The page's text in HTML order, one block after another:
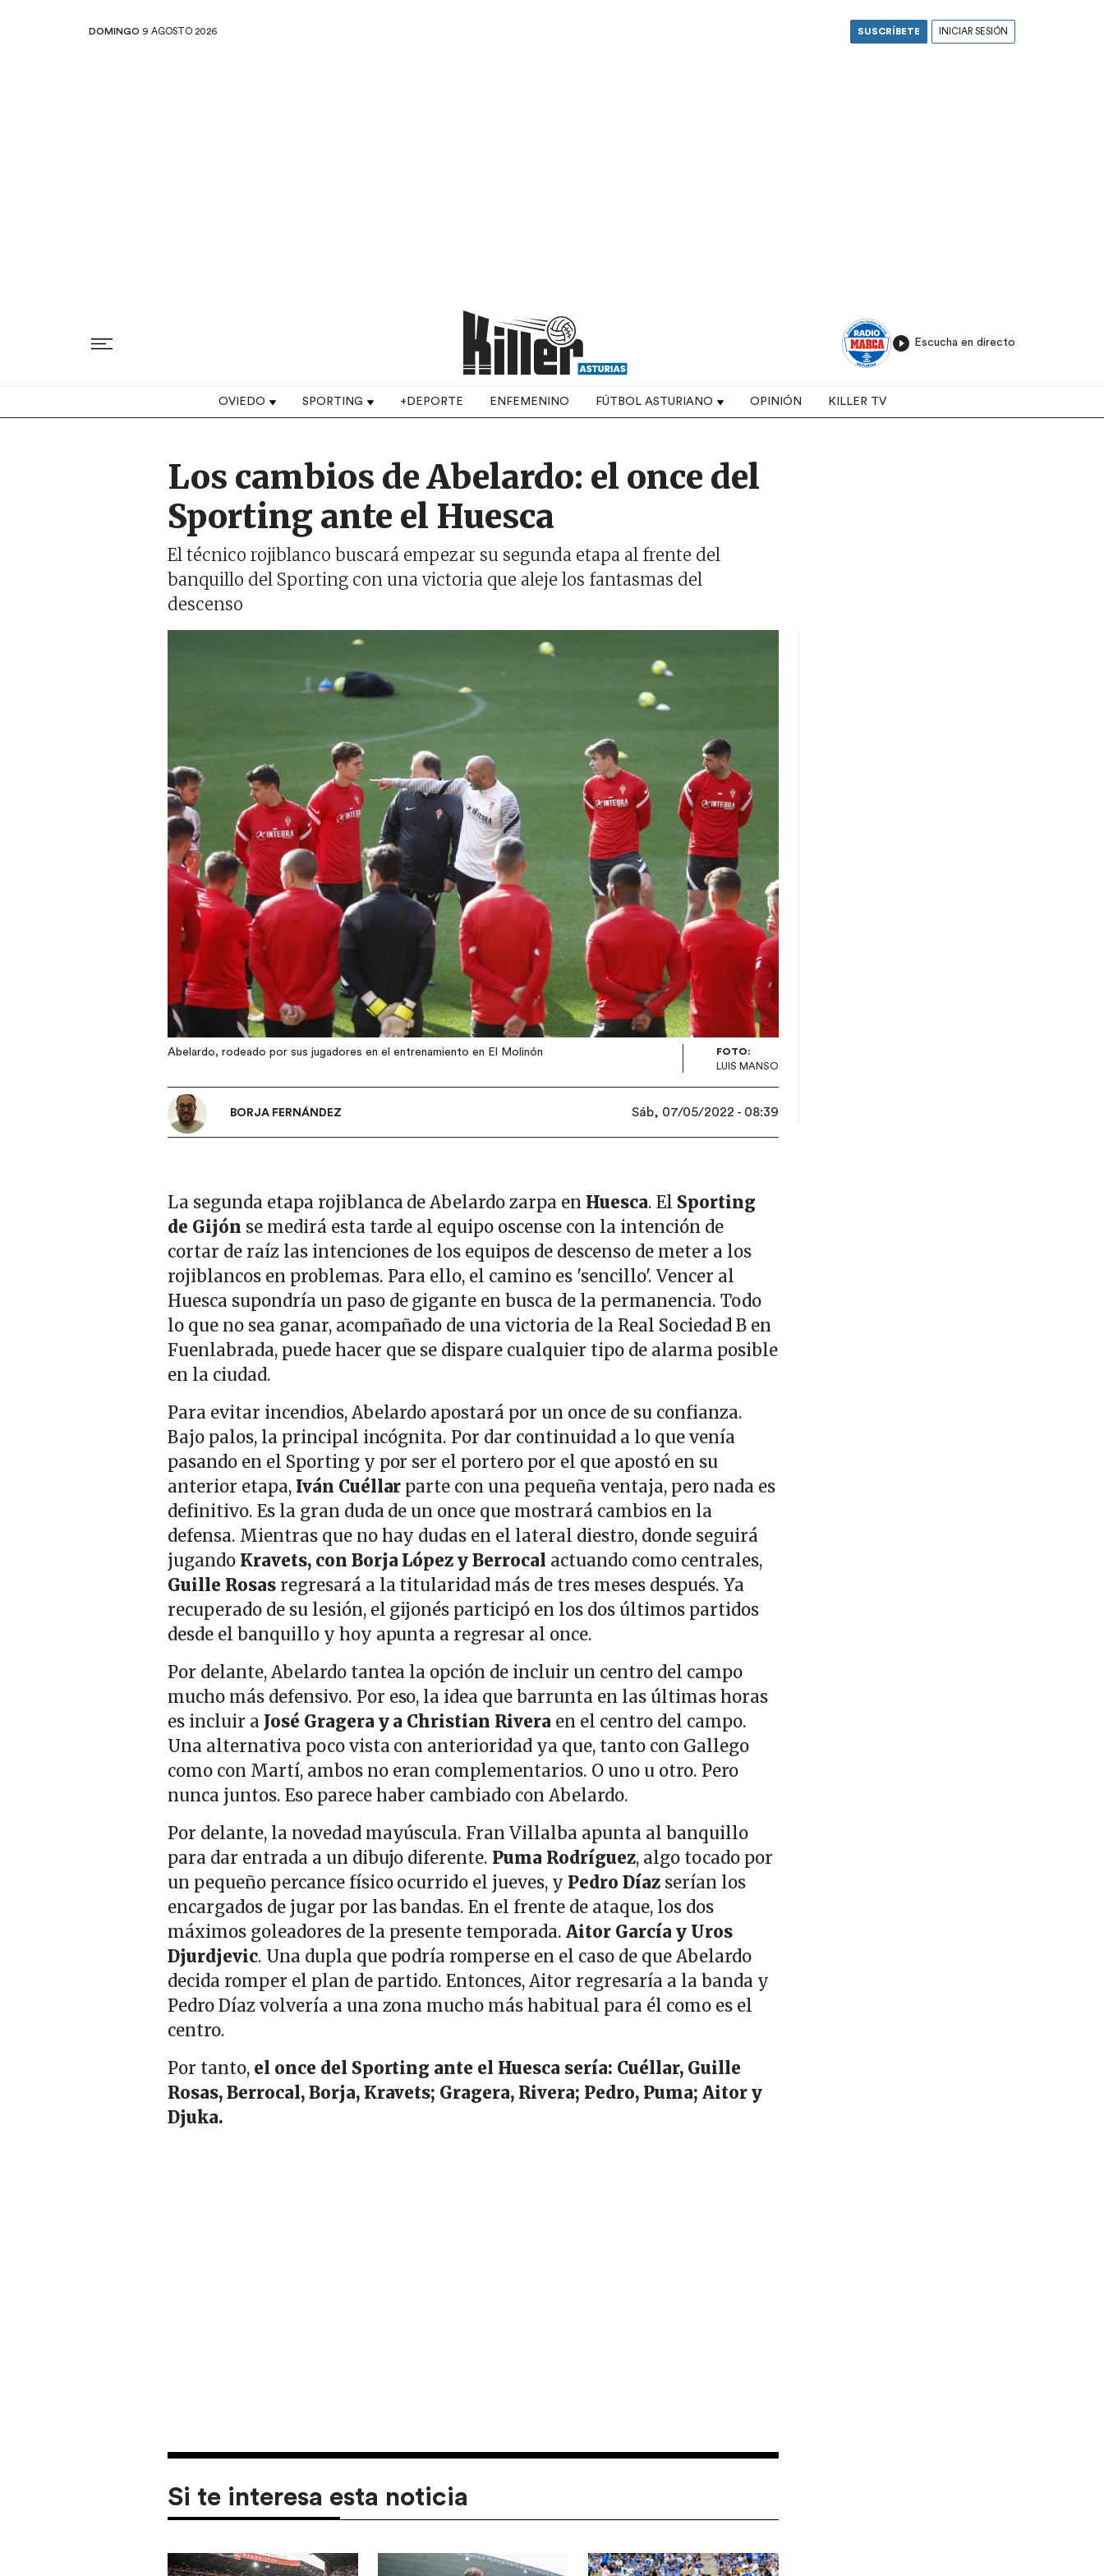
DOMINGO 9 AGOSTO 2026 SUSCRÍBETE INICIAR SESIÓN
Escucha en directo
Top navigation
OVIEDO SPORTING +DEPORTE ENFEMENINO FÚTBOL ASTURIANO OPINIÓN KILLER TV
Los cambios de Abelardo: el once del
Sporting ante el Huesca
El técnico rojiblanco buscará empezar su segunda etapa al frente del
banquillo del Sporting con una victoria que aleje los fantasmas del
descenso
Abelardo, rodeado por sus jugadores en el entrenamiento en El Molinón
FOTO:
LUIS MANSO
BORJA FERNÁNDEZ Sáb, 07/05/2022 - 08:39
La segunda etapa rojiblanca de Abelardo zarpa en Huesca. El Sporting
de Gijón se medirá esta tarde al equipo oscense con la intención de
cortar de raíz las intenciones de los equipos de descenso de meter a los
rojiblancos en problemas. Para ello, el camino es 'sencillo'. Vencer al
Huesca supondría un paso de gigante en busca de la permanencia. Todo
lo que no sea ganar, acompañado de una victoria de la Real Sociedad B en
Fuenlabrada, puede hacer que se dispare cualquier tipo de alarma posible
en la ciudad.
Para evitar incendios, Abelardo apostará por un once de su confianza.
Bajo palos, la principal incógnita. Por dar continuidad a lo que venía
pasando en el Sporting y por ser el portero por el que apostó en su
anterior etapa,Iván Cuéllar parte con una pequeña ventaja, pero nada es
definitivo. Es la gran duda de un once que mostrará cambios en la
defensa. Mientras que no hay dudas en el lateral diestro, donde seguirá
jugando Kravets, con Borja López y Berrocal actuando como centrales,
Guille Rosas regresará a la titularidad más de tres meses después. Ya
recuperado de su lesión, el gijonés participó en los dos últimos partidos
desde el banquillo y hoy apunta a regresar al once.
Por delante, Abelardo tantea la opción de incluir un centro del campo
mucho más defensivo. Por eso, la idea que barrunta en las últimas horas
es incluir a José Gragera y a Christian Rivera en el centro del campo.
Una alternativa poco vista con anterioridad ya que, tanto con Gallego
como con Martí, ambos no eran complementarios. O uno u otro. Pero
nunca juntos. Eso parece haber cambiado con Abelardo.
Por delante, la novedad mayúscula. Fran Villalba apunta al banquillo
para dar entrada a un dibujo diferente. Puma Rodríguez, algo tocado por
un pequeño percance físico ocurrido el jueves, y Pedro Díazserían los
encargados de jugar por las bandas. En el frente de ataque, los dos
máximos goleadores de la presente temporada.Aitor García y Uros
Djurdjevic. Una dupla que podría romperse en el caso de que Abelardo
decida romper el plan de partido. Entonces, Aitor regresaría a la banda y
Pedro Díaz volvería a una zona mucho más habitual para él como es el
centro.
Por tanto, el once del Sporting ante el Huesca sería: Cuéllar, Guille
Rosas, Berrocal, Borja, Kravets; Gragera, Rivera; Pedro, Puma; Aitor y
Djuka.
Si te interesa esta noticia